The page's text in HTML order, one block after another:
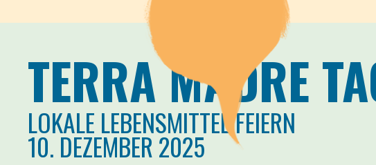
TERRA MADRE
LOKALE LEBENSMITTEL FEIERN
10. DEZEMBER 2025